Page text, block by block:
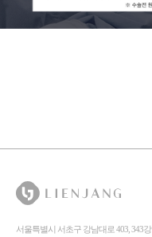
서울특별시 서초구 강남대로 403, 343